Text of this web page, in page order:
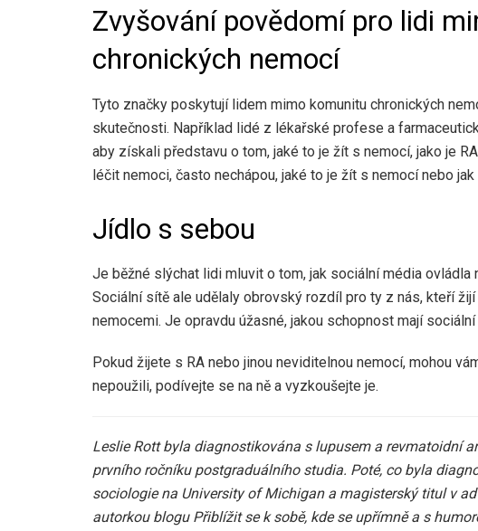
Zvyšování povědomí pro lidi
chronických nemocí
Tyto značky poskytují lidem mimo komunitu chronických
skutečnosti. Například lidé z lékařské profese a
aby získali představu o tom, jaké to je žít s nemocí, jako je
léčit nemoci, často nechápou, jaké to je žít s nemocí nebo
Jídlo s sebou
Je běžné slýchat lidi mluvit o tom, jak sociální média
Sociální sítě ale udělaly obrovský rozdíl pro ty z nás, kteří
nemocemi. Je opravdu úžasné, jakou schopnost mají
Pokud žijete s RA nebo jinou neviditelnou nemocí, mohou
nepoužili, podívejte se na ně a vyzkoušejte je.
Leslie Rott byla diagnostikována s lupusem a revmatoidní
prvního ročníku postgraduálního studia. Poté, co byla
sociologie na University of Michigan a magisterský titul v
autorkou blogu Přiblížit se k sobě, kde se upřímně a s